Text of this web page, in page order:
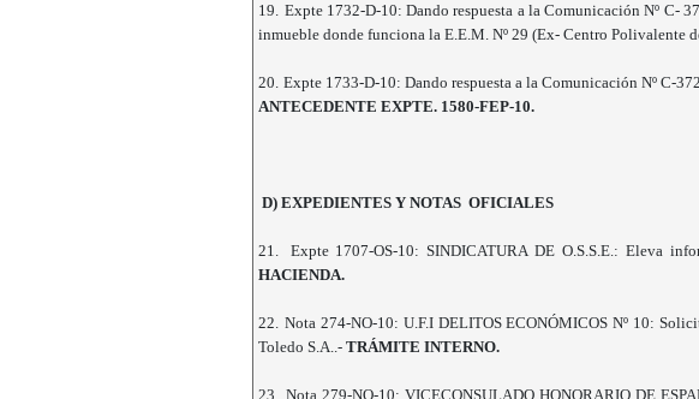
19. Expte 1732-D-10: Dando respuesta a la Comunicación Nº C-
inmueble donde funciona la E.E.M. Nº 29 (Ex- Centro Polivalente
20. Expte 1733-D-10: Dando respuesta a la Comunicación Nº C-
ANTECEDENTE EXPTE. 1580-FEP-10.
D) EXPEDIENTES Y NOTAS OFICIALES
21. Expte 1707-OS-10: SINDICATURA DE O.S.S.E.: Eleva
HACIENDA.
22. Nota 274-NO-10: U.F.I DELITOS ECONÓMICOS Nº 10:
Toledo S.A..- TRÁMITE INTERNO.
23. Nota 279-NO-10: VICECONSULADO HONORARIO DE